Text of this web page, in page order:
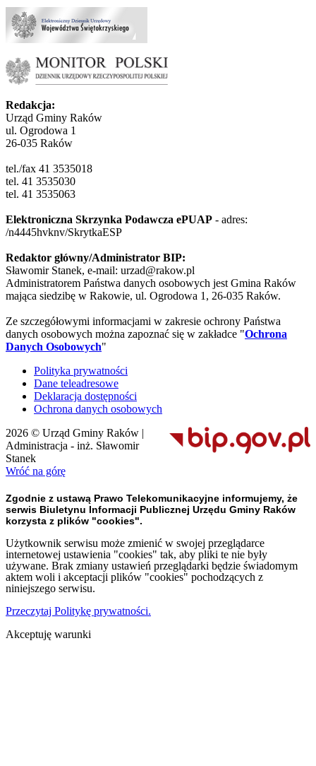
Redakcja:
Urząd Gminy Raków
ul. Ogrodowa 1
26-035 Raków
tel./fax 41 3535018
tel. 41 3535030
tel. 41 3535063
Elektroniczna Skrzynka Podawcza ePUAP - adres:
/n4445hvknv/SkrytkaESP
Redaktor główny/Administrator BIP:
Sławomir Stanek, e-mail: urzad@rakow.pl
Administratorem Państwa danych osobowych jest Gmina Raków
mająca siedzibę w Rakowie, ul. Ogrodowa 1, 26-035 Raków.
Ze szczegółowymi informacjami w zakresie ochrony Państwa
danych osobowych można zapoznać się w zakładce "Ochrona
Danych Osobowych"
Polityka prywatności
Dane teleadresowe
Deklaracja dostępności
Ochrona danych osobowych
2026 © Urząd Gminy Raków |
Administracja - inż. Sławomir
Stanek
Wróć na górę
Zgodnie z ustawą Prawo Telekomunikacyjne informujemy, że
serwis Biuletynu Informacji Publicznej Urzędu Gminy Raków
korzysta z plików "cookies".
Użytkownik serwisu może zmienić w swojej przeglądarce
internetowej ustawienia "cookies" tak, aby pliki te nie były
używane. Brak zmiany ustawień przeglądarki będzie świadomym
aktem woli i akceptacji plików "cookies" pochodzących z
niniejszego serwisu.
Przeczytaj Politykę prywatności.
Akceptuję warunki